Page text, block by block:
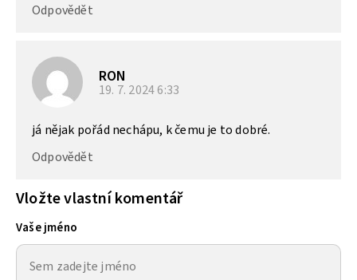
Odpovědět
RON
19. 7. 20246:33
já nějak pořád nechápu, k čemu je to dobré.
Odpovědět
Vložte vlastní komentář
Vaše jméno